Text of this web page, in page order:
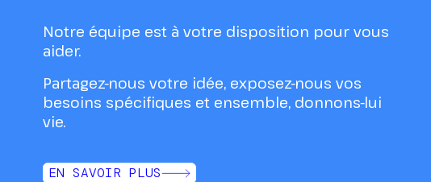
Notre équipe est à votre disposition pour vous
aider.
Partagez-nous votre idée, exposez-nous vos
besoins spécifiques et ensemble, donnons-lui
vie.
EN SAVOIR PLUS